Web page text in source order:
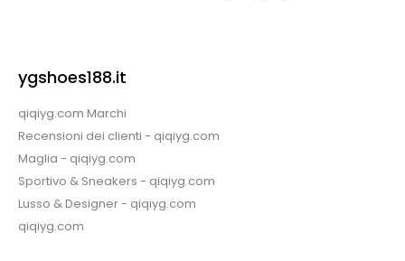
ygshoes188.it
qiqiyg.com Marchi
Recensioni dei clienti - qiqiyg.com
Maglia - qiqiyg.com
Sportivo & Sneakers - qiqiyg.com
Lusso & Designer - qiqiyg.com
qiqiyg.com